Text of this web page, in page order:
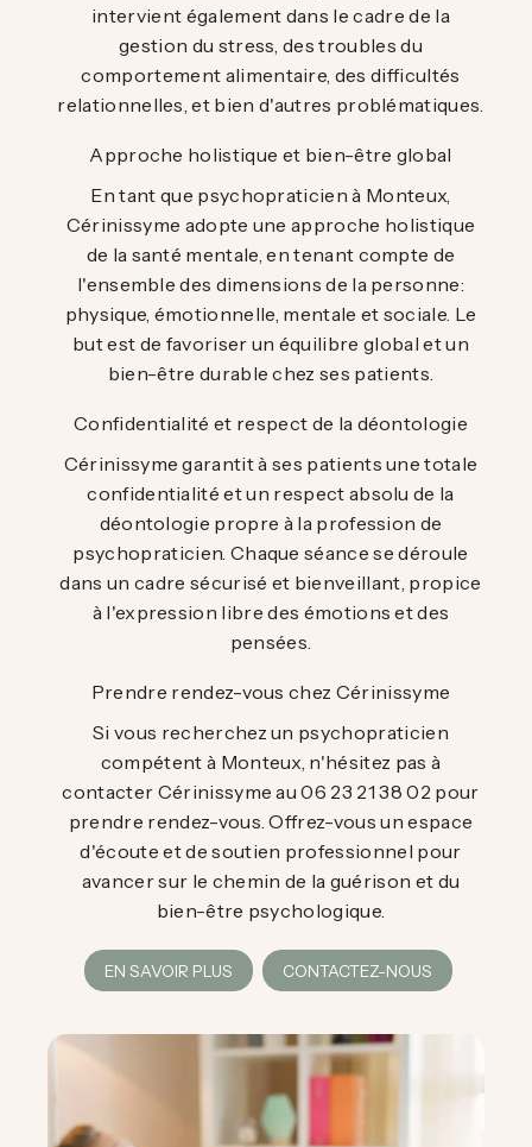
intervient également dans le cadre de la
gestion du stress, des troubles du
comportement alimentaire, des difficultés
relationnelles, et bien d'autres problématiques.
Approche holistique et bien-être global
En tant que psychopraticien à Monteux,
Cérinissyme adopte une approche holistique
de la santé mentale, en tenant compte de
l'ensemble des dimensions de la personne:
physique, émotionnelle, mentale et sociale. Le
but est de favoriser un équilibre global et un
bien-être durable chez ses patients.
Confidentialité et respect de la déontologie
Cérinissyme garantit à ses patients une totale
confidentialité et un respect absolu de la
déontologie propre à la profession de
psychopraticien. Chaque séance se déroule
dans un cadre sécurisé et bienveillant, propice
à l'expression libre des émotions et des
pensées.
Prendre rendez-vous chez Cérinissyme
Si vous recherchez un psychopraticien
compétent à Monteux, n'hésitez pas à
contacter Cérinissyme au 06 23 21 38 02 pour
prendre rendez-vous. Offrez-vous un espace
d'écoute et de soutien professionnel pour
avancer sur le chemin de la guérison et du
bien-être psychologique.
EN SAVOIR PLUS CONTACTEZ-NOUS